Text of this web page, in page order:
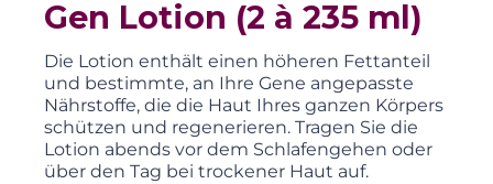
Gen Lotion (2 à 235 ml)
Die Lotion enthält einen höheren Fettanteil
und bestimmte, an Ihre Gene angepasste
Nährstoffe, die die Haut Ihres ganzen Körpers
schützen und regenerieren. Tragen Sie die
Lotion abends vor dem Schlafengehen oder
über den Tag bei trockener Haut auf.